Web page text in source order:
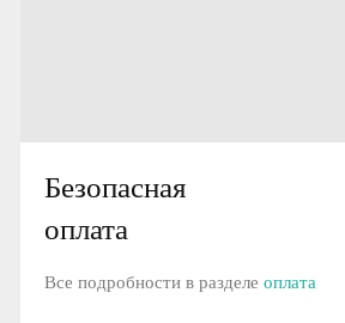
Безопасная
оплата
Все подробности в разделе оплата